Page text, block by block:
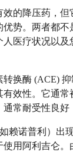
的降压药，但
势。两者都不
医疗状况以及
换酶 (ACE)
效性。它通常
常耐受性良好
赖诺普利）出
用阿利吉仑。